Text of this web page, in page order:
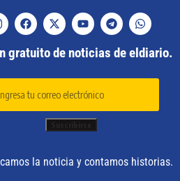
gratuito de noticias de eldiario.
la noticia y contamos historias.